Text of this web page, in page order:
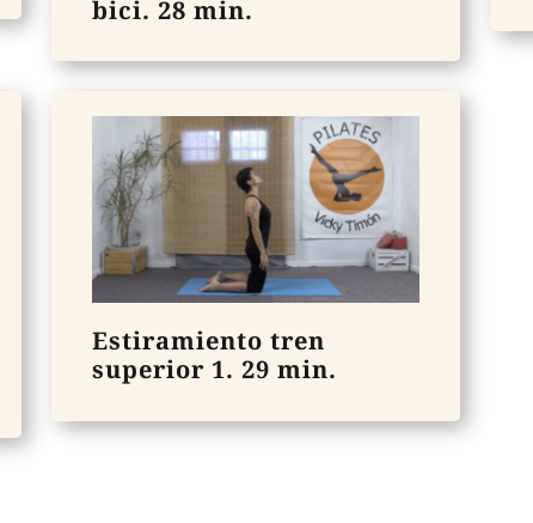
bici. 28 min.
Estiramiento tren
superior 1. 29 min.